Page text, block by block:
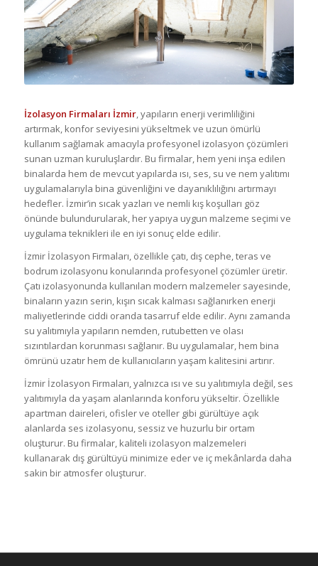
İzolasyon Firmaları İzmir, yapıların enerji verimliliğini
artırmak, konfor seviyesini yükseltmek ve uzun ömürlü
kullanım sağlamak amacıyla profesyonel izolasyon çözümleri
sunan uzman kuruluşlardır. Bu firmalar, hem yeni inşa edilen
binalarda hem de mevcut yapılarda ısı, ses, su ve nem yalıtımı
uygulamalarıyla bina güvenliğini ve dayanıklılığını artırmayı
hedefler. İzmir’in sıcak yazları ve nemli kış koşulları göz
önünde bulundurularak, her yapıya uygun malzeme seçimi ve
uygulama teknikleri ile en iyi sonuç elde edilir.
İzmir İzolasyon Firmaları, özellikle çatı, dış cephe, teras ve
bodrum izolasyonu konularında profesyonel çözümler üretir.
Çatı izolasyonunda kullanılan modern malzemeler sayesinde,
binaların yazın serin, kışın sıcak kalması sağlanırken enerji
maliyetlerinde ciddi oranda tasarruf elde edilir. Aynı zamanda
su yalıtımıyla yapıların nemden, rutubetten ve olası
sızıntılardan korunması sağlanır. Bu uygulamalar, hem bina
ömrünü uzatır hem de kullanıcıların yaşam kalitesini artırır.
İzmir İzolasyon Firmaları, yalnızca ısı ve su yalıtımıyla değil, ses
yalıtımıyla da yaşam alanlarında konforu yükseltir. Özellikle
apartman daireleri, ofisler ve oteller gibi gürültüye açık
alanlarda ses izolasyonu, sessiz ve huzurlu bir ortam
oluşturur. Bu firmalar, kaliteli izolasyon malzemeleri
kullanarak dış gürültüyü minimize eder ve iç mekânlarda daha
sakin bir atmosfer oluşturur.